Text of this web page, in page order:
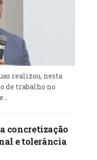
nos
Camulemba,
e Lucapa.
Constantino, dos
vão reforçar
do
deles contava
o que
realizou, nesta
de trabalho no
concretização
e tolerância